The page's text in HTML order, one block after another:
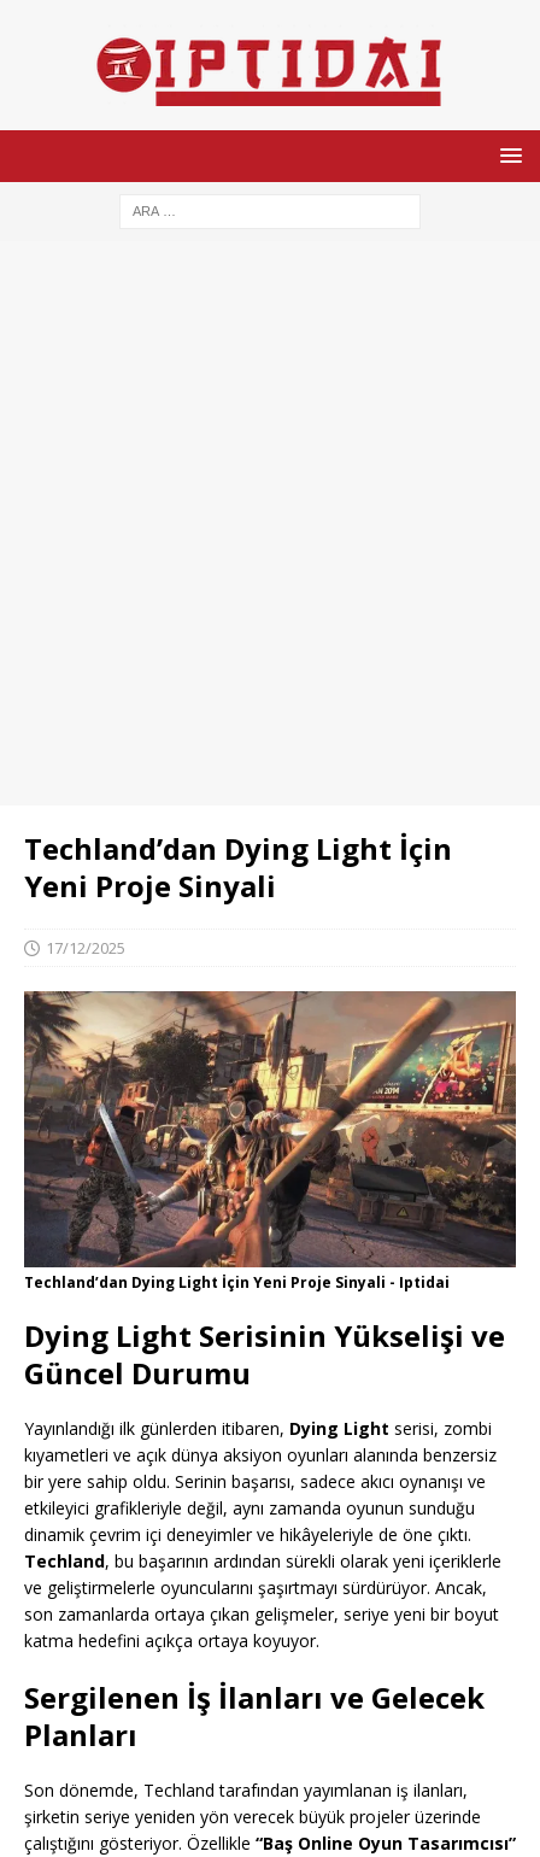
Techland’dan Dying Light İçin
Yeni Proje Sinyali
17/12/2025
Techland’dan Dying Light İçin Yeni Proje Sinyali - Iptidai
Dying Light Serisinin Yükselişi ve
Güncel Durumu
Yayınlandığı ilk günlerden itibaren, Dying Light serisi, zombi
kıyametleri ve açık dünya aksiyon oyunları alanında benzersiz
bir yere sahip oldu. Serinin başarısı, sadece akıcı oynanışı ve
etkileyici grafikleriyle değil, aynı zamanda oyunun sunduğu
dinamik çevrim içi deneyimler ve hikâyeleriyle de öne çıktı.
Techland, bu başarının ardından sürekli olarak yeni içeriklerle
ve geliştirmelerle oyuncularını şaşırtmayı sürdürüyor. Ancak,
son zamanlarda ortaya çıkan gelişmeler, seriye yeni bir boyut
katma hedefini açıkça ortaya koyuyor.
Sergilenen İş İlanları ve Gelecek
Planları
Son dönemde, Techland tarafından yayımlanan iş ilanları,
şirketin seriye yeniden yön verecek büyük projeler üzerinde
çalıştığını gösteriyor. Özellikle “Baş Online Oyun Tasarımcısı”